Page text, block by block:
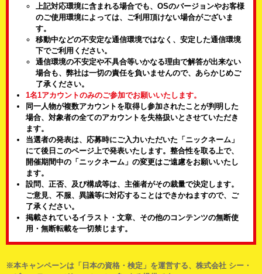
上記対応環境に含まれる場合でも、OSのバージョンやお客様
のご使用環境によっては、ご利用頂けない場合がございま
す。
移動中などの不安定な通信環境ではなく、安定した通信環境
下でご利用ください。
通信環境の不安定や不具合等いかなる理由で解答が出来ない
場合も、弊社は一切の責任を負いませんので、あらかじめご
了承ください。
1名1アカウントのみのご参加でお願いいたします。
同一人物が複数アカウントを取得し参加されたことが判明した
場合、対象者の全てのアカウントを失格扱いとさせていただき
ます。
当選者の発表は、応募時にご入力いただいた「ニックネーム」
にて後日このページ上で発表いたします。整合性を取る上で、
開催期間中の「ニックネーム」の変更はご遠慮をお願いいたし
ます。
設問、正否、及び構成等は、主催者がその裁量で決定します。
ご意見、不服、異議等に対応することはできかねますので、ご
了承ください。
掲載されているイラスト・文章、その他のコンテンツの無断使
用・無断転載を一切禁じます。
本キャンペーンは「日本の資格・検定」を運営する、株式会社 シー・